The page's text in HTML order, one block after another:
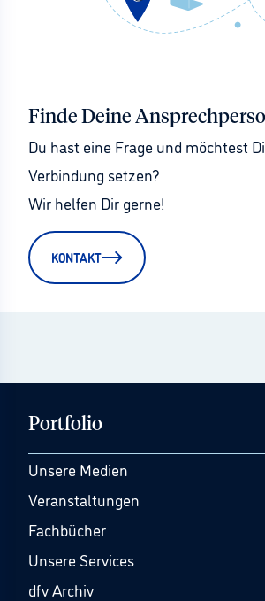
Finde Deine
Du hast eine Frage und möchtest
Verbindung setzen?
Wir helfen Dir gerne!
KONTAKT
Portfolio
Unsere Medien
Veranstaltungen
Fachbücher
Unsere Services
dfv Archiv